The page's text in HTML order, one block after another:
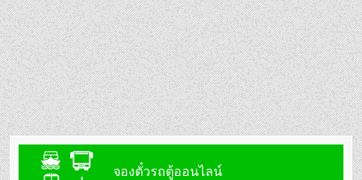
จองตั๋วรถตู้ออนไลน์